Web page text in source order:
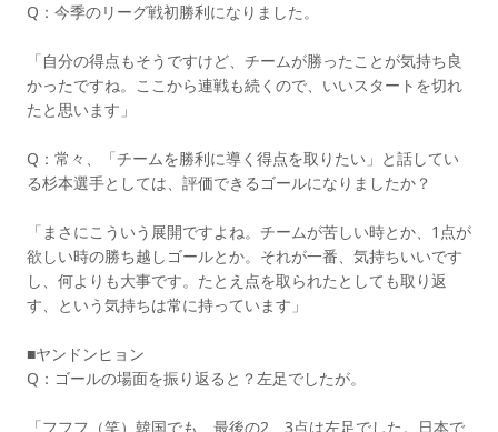
Q：今季のリーグ戦初勝利になりました。
「自分の得点もそうですけど、チームが勝ったことが気持ち良
かったですね。ここから連戦も続くので、いいスタートを切れ
たと思います」
Q：常々、「チームを勝利に導く得点を取りたい」と話してい
る杉本選手としては、評価できるゴールになりましたか？
「まさにこういう展開ですよね。チームが苦しい時とか、1点が
欲しい時の勝ち越しゴールとか。それが一番、気持ちいいです
し、何よりも大事です。たとえ点を取られたとしても取り返
す、という気持ちは常に持っています」
■ヤンドンヒョン
Q：ゴールの場面を振り返ると？左足でしたが。
「フフフ（笑）韓国でも、最後の2、3点は左足でした。日本で